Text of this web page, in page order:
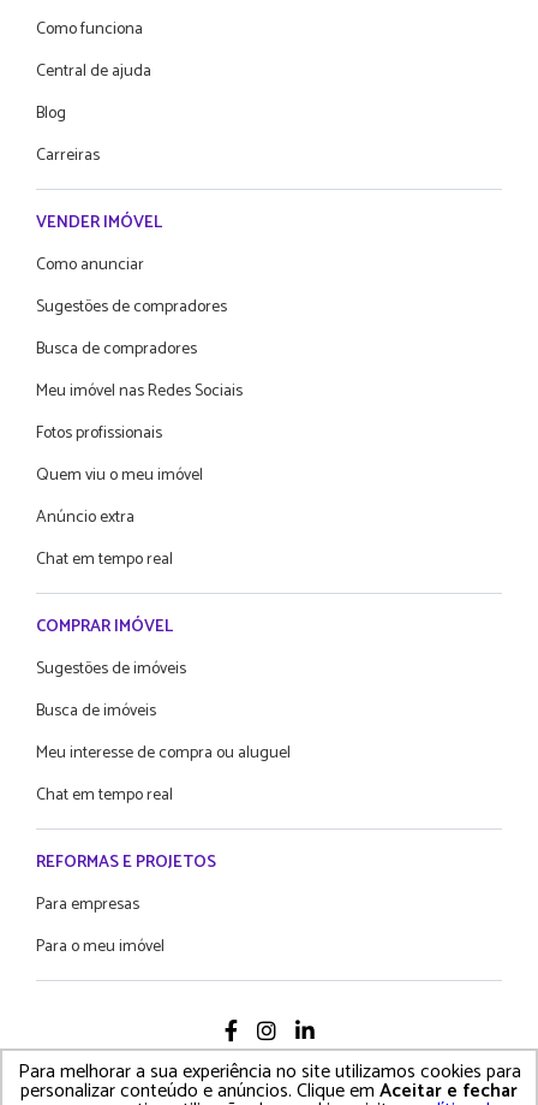
Como funciona
Central de ajuda
Blog
Carreiras
VENDER IMÓVEL
Como anunciar
Sugestões de compradores
Busca de compradores
Meu imóvel nas Redes Sociais
Fotos profissionais
Quem viu o meu imóvel
Anúncio extra
Chat em tempo real
COMPRAR IMÓVEL
Sugestões de imóveis
Busca de imóveis
Meu interesse de compra ou aluguel
Chat em tempo real
REFORMAS E PROJETOS
Para empresas
Para o meu imóvel
2021 Proprietário Direto - Todos os diretos reservados
Para melhorar a sua experiência no site utilizamos cookies para
personalizar conteúdo e anúncios. Clique emAceitar e fechar